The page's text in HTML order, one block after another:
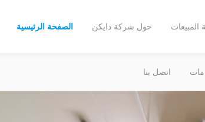
الصفحة الرئيسية حول شركة دايكن المبيعات
اتصل بنا